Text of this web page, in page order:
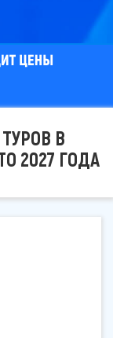
В
2027 ГОДА